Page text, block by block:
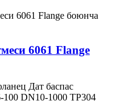
6061 Flange